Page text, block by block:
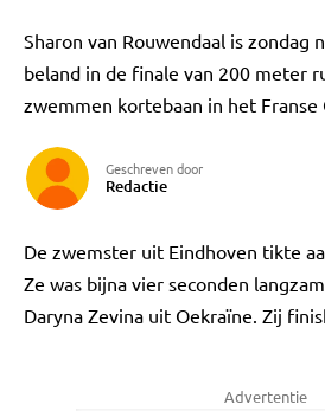
Sharon van Rouwendaal is zondag
beland in de finale van 200 meter
zwemmen kortebaan in het Franse
Geschreven door
Redactie
De zwemster uit Eindhoven tikte
Ze was bijna vier seconden
Daryna Zevina uit Oekraïne. Zij
Advertentie